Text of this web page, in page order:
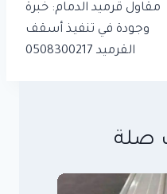
مقاول قرميد الدمام: خبرة
وجودة في تنفيذ أسقف
القرميد 0508300217
صلة